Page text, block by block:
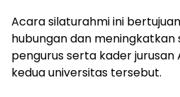
Acara silaturahmi ini
hubungan dan meningkatkan
pengurus serta kader
kedua universitas tersebut.